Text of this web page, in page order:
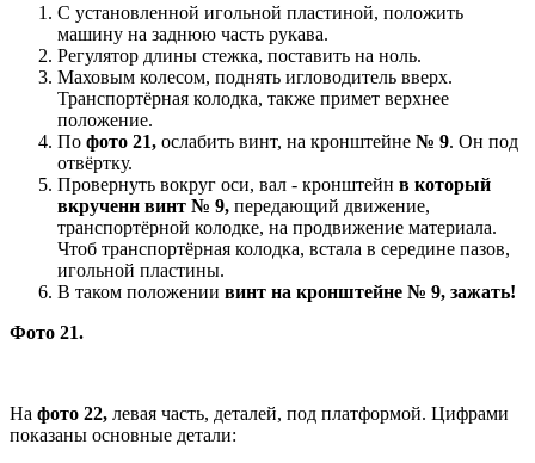
С установленной игольной пластиной, положить
машину на заднюю часть рукава.
Регулятор длины стежка, поставить на ноль.
Маховым колесом, поднять игловодитель вверх.
Транспортёрная колодка, также примет верхнее
положение.
По фото 21, ослабить винт, на кронштейне № 9. Он под
отвёртку.
Провернуть вокруг оси, вал - кронштейн в который
вкрученн винт № 9, передающий движение,
транспортёрной колодке, на продвижение материала.
Чтоб транспортёрная колодка, встала в середине пазов,
игольной пластины.
В таком положении винт на кронштейне № 9, зажать!
Фото 21.
На фото 22, левая часть, деталей, под платформой. Цифрами
показаны основные детали: